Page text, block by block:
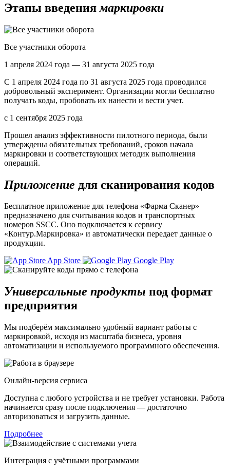
Этапы введениямаркировки
Все участники оборота
1 апреля 2024 года — 31 августа 2025 года
С 1 апреля 2024 года по 31 августа 2025 года проводился
добровольный эксперимент. Организации могли бесплатно
получать коды, пробовать их нанести и вести учет.
с 1 сентября 2025 года
Прошел анализ эффективности пилотного периода, были
утверждены обязательных требований, сроков начала
маркировки и соответствующих методик выполнения
операций.
Приложение для сканирования кодов
Бесплатное приложение для телефона «Фарма Сканер»
предназначено для считывания кодов и транспортных
номеров SSCC. Оно подключается к сервису
«Контур.Маркировка» и автоматически передает данные о
продукции.
App Store
Google Play
Универсальные продукты под формат
предприятия
Мы подберём максимально удобный вариант работы с
маркировкой, исходя из масштаба бизнеса, уровня
автоматизации и используемого программного обеспечения.
Онлайн‑версия сервиса
Доступна с любого устройства и не требует установки. Работа
начинается сразу после подключения — достаточно
авторизоваться и загрузить данные.
Подробнее
Интеграция с учётными программами